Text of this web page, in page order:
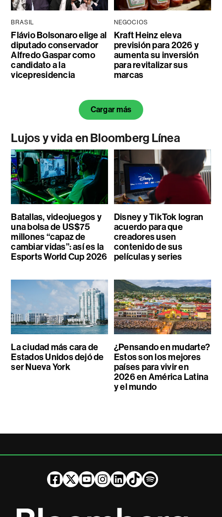
BRASIL
Flávio Bolsonaro elige al
diputado conservador
Alfredo Gaspar como
candidato a la
vicepresidencia
NEGOCIOS
Kraft Heinz eleva
previsión para 2026 y
aumenta su inversión
para revitalizar sus
marcas
Cargar más
Lujos y vida en Bloomberg Línea
Batallas, videojuegos y
una bolsa de US$75
millones “capaz de
cambiar vidas”: así es la
Esports World Cup 2026
Disney y TikTok logran
acuerdo para que
creadores usen
contenido de sus
películas y series
La ciudad más cara de
Estados Unidos dejó de
ser Nueva York
¿Pensando en mudarte?
Estos son los mejores
países para vivir en
2026 en América Latina
y el mundo